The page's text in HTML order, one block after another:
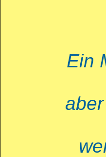
Ein